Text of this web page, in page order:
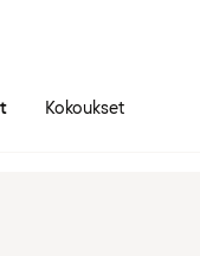
Kokoukset